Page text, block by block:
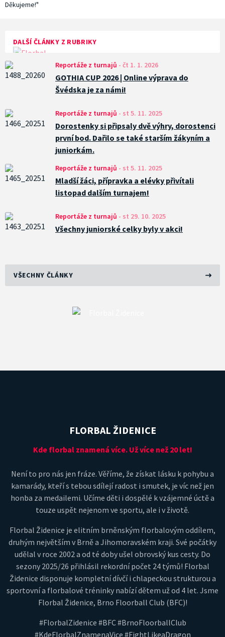
DALŠÍ ČLÁNKY Z RUBRIKY
Reportáže z turnajů - čt 1. 1. 2026
GOTHIA CUP 2026 | Online výprava do
Švédska je za námi!
Reportáže z turnajů - st 5. 11. 2025
Dorostenky si připsaly dvě výhry, dorostenci
první bod. Dařilo se také starším žákyním a
juniorkám.
Reportáže z turnajů - st 5. 11. 2025
Mladší žáci, přípravka a elévky přivítali
listopad dalším turnajem!
Reportáže z turnajů - st 29. 10. 2025
Všechny juniorské celky byly v akci!
VŠECHNY ČLÁNKY
Děkujeme!"
FLORBAL ŽIDENICE
Kde florbal znamená více. Už více než 20 let!
Není to pro nás jen fráze. Věříme, že získat lásku k pohybu a
kamarády, kteří s tebou sdílejí radost i smutek, je víc než jen
honba za medailemi. Učíme děti i dospělé k vzájemné úctě a
touze uspět nejenom ve sportu, ale i v životě.
Florbal Židenice je elitním brněnským florbalovým oddílem,
druhým největším v Brně a Jihomoravském kraji. Své počátky
udělal v roce 2002 a od té doby ušel obrovský kus cesty. Do
sezony 2025/26 přihlásil rekordní počet 24 týmů! Florbal
Židenice disponuje kompletní dívčí i chlapeckou strukturou a
sportovní a florbalové tréninky nabízí dětem už od 4 let. Jsme
Florbal Židenice, Brno Floorball Club (BFC)!
#FlorbalZidenice #BFC #BrnoFloorballClub
#KdeFlorbalZnamenaVice #FightLikeaDragon